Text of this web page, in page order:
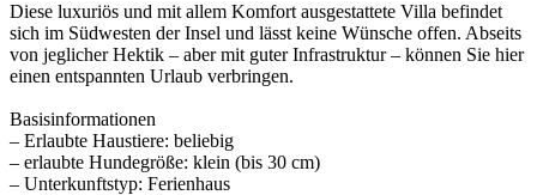
Diese luxuriös und mit allem Komfort ausgestattete Villa befindet
sich im Südwesten der Insel und lässt keine Wünsche offen. Abseits
von jeglicher Hektik – aber mit guter Infrastruktur – können Sie hier
einen entspannten Urlaub verbringen.
Basisinformationen
– Erlaubte Haustiere: beliebig
– erlaubte Hundegröße: klein (bis 30 cm)
– Unterkunftstyp: Ferienhaus